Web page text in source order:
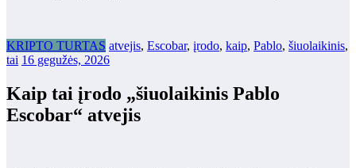
KRIPTO TURTAS atvejis, Escobar, įrodo, kaip, Pablo, šiuolaikinis,
tai 16 gegužės, 2026
Kaip tai įrodo „šiuolaikinis Pablo
Escobar“ atvejis